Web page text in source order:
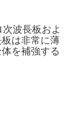
波長板およ
は非常に薄
を補強する